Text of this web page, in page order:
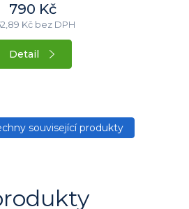
790 Kč
Kč bez DPH
Detail
související produkty